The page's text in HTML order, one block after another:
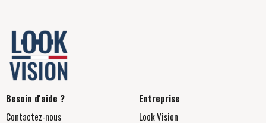
Besoin d'aide ?
Contactez-nous
Entreprise
Look Vision